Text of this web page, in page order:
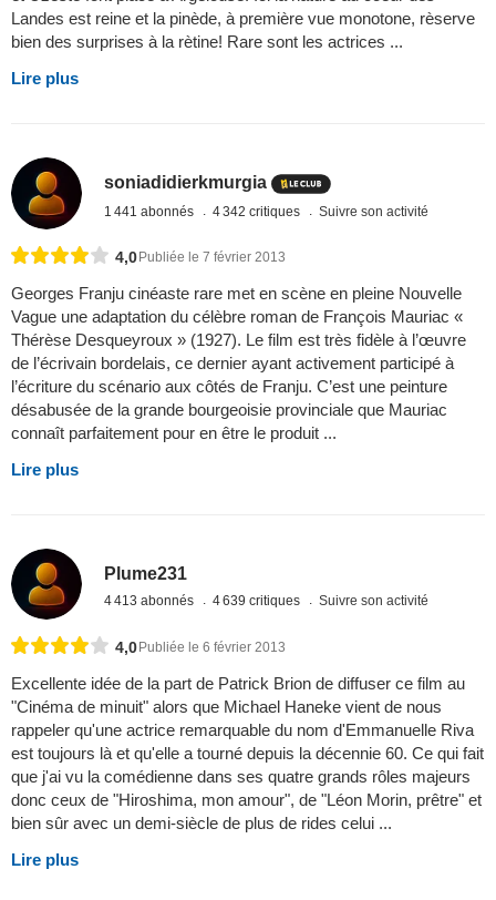
Landes est reine et la pinède, à première vue monotone, rèserve
bien des surprises à la rètine! Rare sont les actrices ...
Lire plus
soniadidierkmurgia
1 441 abonnés 4 342 critiques Suivre son activité
4,0Publiée le 7 février 2013
Georges Franju cinéaste rare met en scène en pleine Nouvelle
Vague une adaptation du célèbre roman de François Mauriac «
Thérèse Desqueyroux » (1927). Le film est très fidèle à l’œuvre
de l’écrivain bordelais, ce dernier ayant activement participé à
l’écriture du scénario aux côtés de Franju. C’est une peinture
désabusée de la grande bourgeoisie provinciale que Mauriac
connaît parfaitement pour en être le produit ...
Lire plus
Plume231
4 413 abonnés 4 639 critiques Suivre son activité
4,0Publiée le 6 février 2013
Excellente idée de la part de Patrick Brion de diffuser ce film au
"Cinéma de minuit" alors que Michael Haneke vient de nous
rappeler qu'une actrice remarquable du nom d'Emmanuelle Riva
est toujours là et qu'elle a tourné depuis la décennie 60. Ce qui fait
que j'ai vu la comédienne dans ses quatre grands rôles majeurs
donc ceux de "Hiroshima, mon amour", de "Léon Morin, prêtre" et
bien sûr avec un demi-siècle de plus de rides celui ...
Lire plus